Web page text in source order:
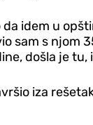
idem u
sam s njom
došla je
iza